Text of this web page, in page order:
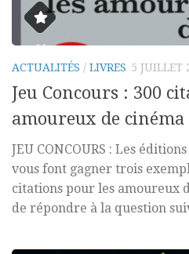
ACTUALITÉS / LIVRES 5 JUILLET
Jeu Concours : 300
amoureux de cinéma
JEU CONCOURS : Les
vous font gagner trois
citations pour les amoureux
de répondre à la question